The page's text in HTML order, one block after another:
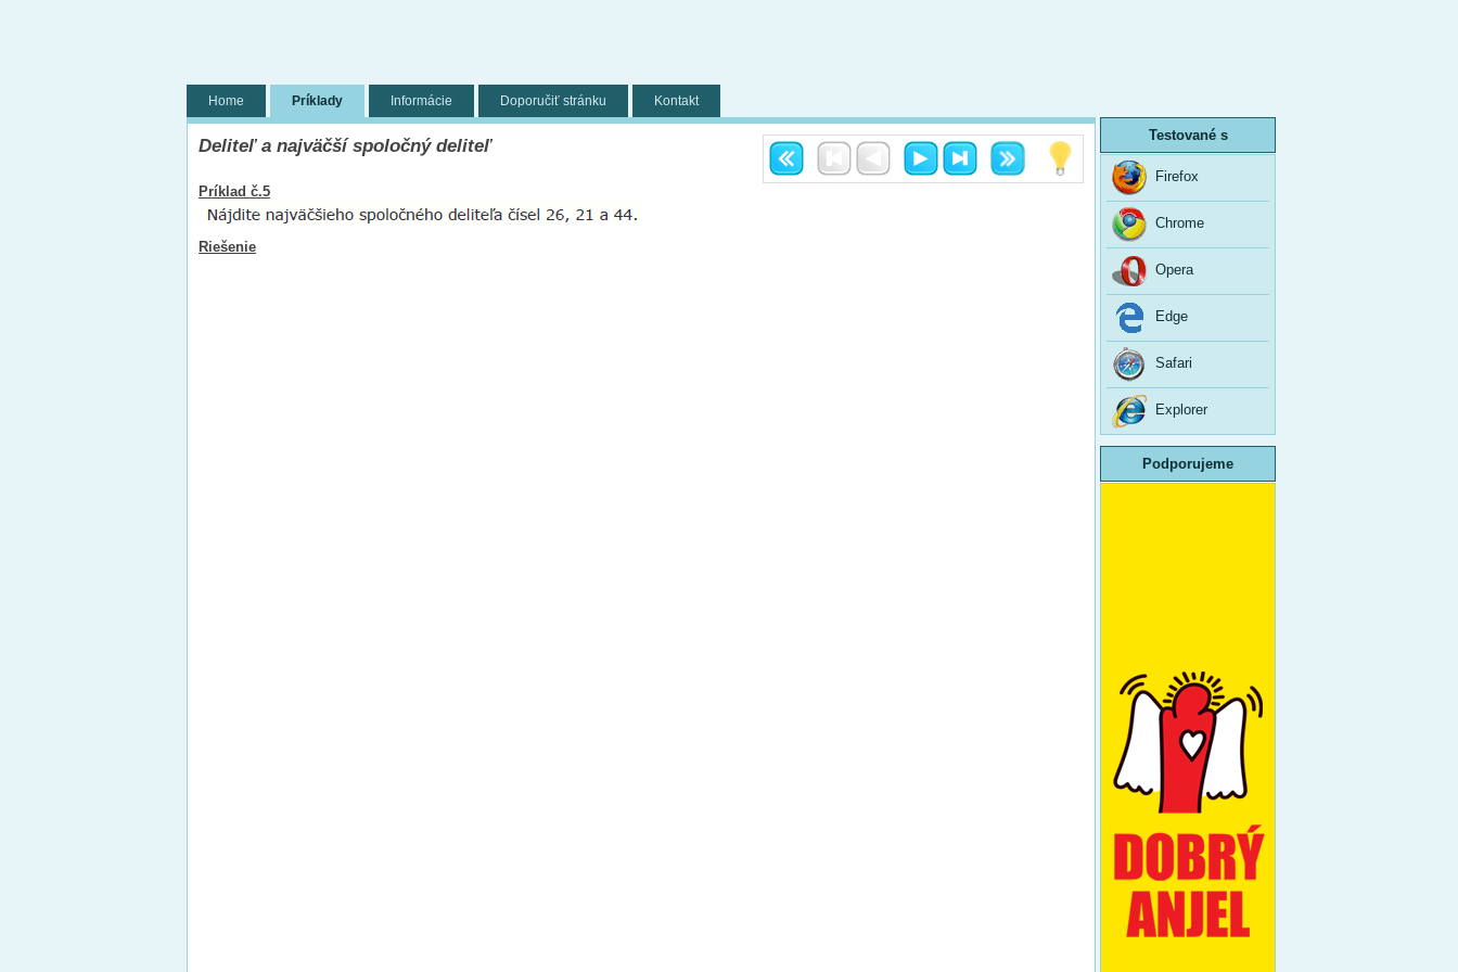
Home Príklady Informácie Doporučiť stránku Kontakt
Deliteľ a najväčší spoločný deliteľ
Príklad č.5
Riešenie
Testované s
Firefox
Chrome
Opera
Edge
Safari
Explorer
Podporujeme